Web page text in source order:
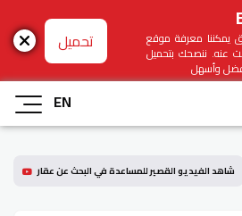
يمكننا معرفة موقع
عنه. ننصحك بتحميل
أفضل وأسهل
تحميل
EN
شاهد الفيديو القصير للمساعدة في البحث عن عقار